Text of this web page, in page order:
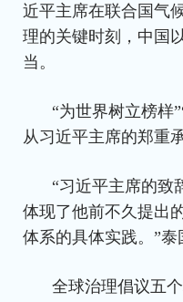
近平主席在联合国气
理的关键时刻，中国
当。
“为世界树立榜
从习近平主席的郑重
“习近平主席的致
体现了他前不久提出
体系的具体实践。”
全球治理倡议五